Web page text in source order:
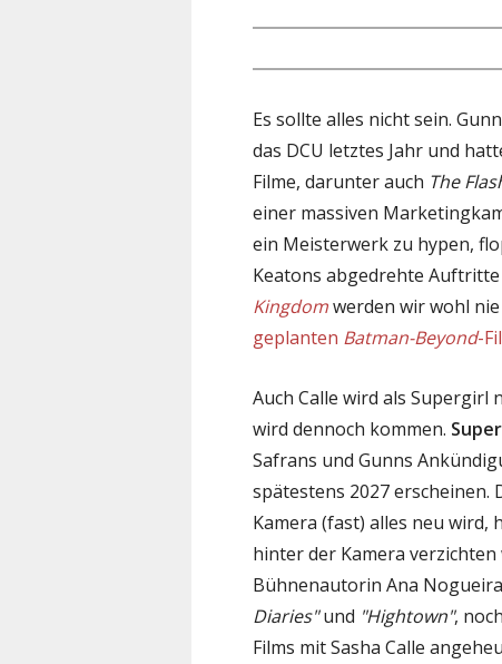
Es sollte alles nicht sein.
das DCU letztes Jahr und
Filme, darunter auch The
einer massiven
ein Meisterwerk zu hypen,
Keatons abgedrehte
Kingdomwerden wir wohl
geplanten Batman-Beyond-
Auch Calle wird als Supergirl
wird dennoch kommen.
Safrans und Gunns
spätestens 2027 erscheinen.
Kamera (fast) alles neu wird,
hinter der Kamera
Bühnenautorin Ana
Diaries"und "Hightown",
Films mit Sasha Calle